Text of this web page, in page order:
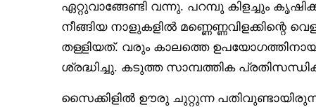
ഏറ്റുവാങ്ങേണ്ടി വന്നു. പറമ്പു കിളച്ചും
നീങ്ങിയ നാളുകളിൽ മണ്ണെണ്ണവിളക്കിന്റെ
തള്ളിയത്. വരും കാലത്തെ
ശ്രദ്ധിച്ചു. കടുത്ത സാമ്പത്തിക
സൈക്കിളിൽ ഊരു ചുറ്റുന്ന